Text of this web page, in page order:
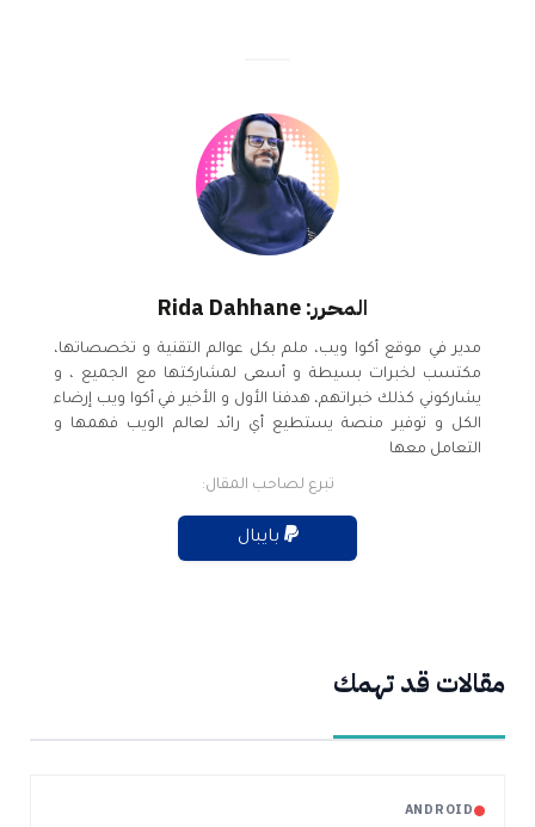
المحرر: Rida Dahhane
مدير في موقع أكوا ويب، ملم بكل عوالم التقنية و تخصصاتها،
مكتسب لخبرات بسيطة و أسعى لمشاركتها مع الجميع ، و
يشاركوني كذلك خبراتهم، هدفنا الأول و الأخير في أكوا ويب إرضاء
الكل و توفير منصة يستطيع أي رائد لعالم الويب فهمها و
التعامل معها
تبرع لصاحب المقال:
مقالات قد تهمك
ANDROID